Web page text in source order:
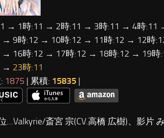
→ 1時:11 → 2時:11 → 3時:11 → 4時
→ 9時:12 → 10時:12 → 11時:12 → 12時
→ 16時:12 → 17時:12 → 18時:12 → 19
→ 23時:11
1875 | 累積: 15835 |
…Valkyrie/斎宮 宗(CV.高橋 広樹)、影片